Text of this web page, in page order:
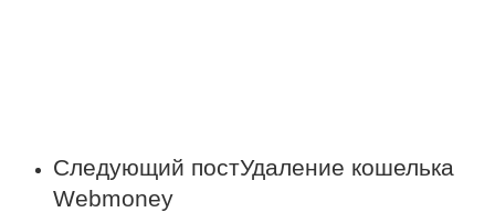
Следующий постУдаление кошелька
Webmoney